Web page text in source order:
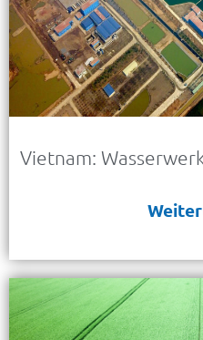
Vietnam: